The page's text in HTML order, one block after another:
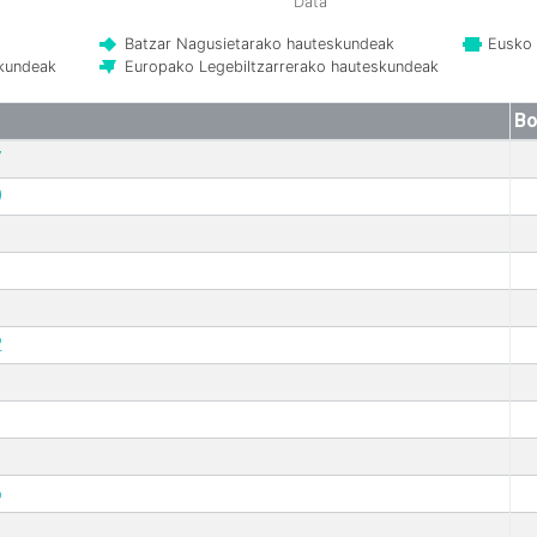
Batzar Nagusietarako hauteskundeak
Europako Legebiltzarrerako hauteskundeak